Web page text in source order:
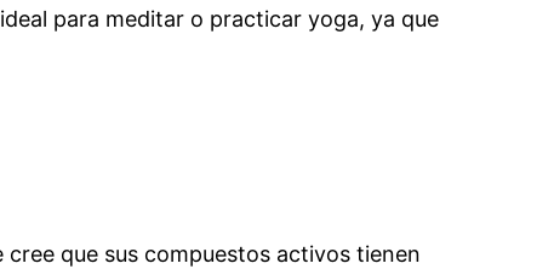
para meditar o practicar yoga, ya que
cree que sus compuestos activos tienen